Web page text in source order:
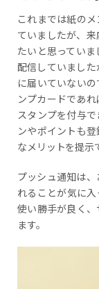
これまでは紙の
ていましたが、
たいと思ってい
配信していまし
に届いていない
ンプカードであ
スタンプを付与
ンやポイントも
なメリットを提示
プッシュ通知は
れることが気に
使い勝手が良く
ます。